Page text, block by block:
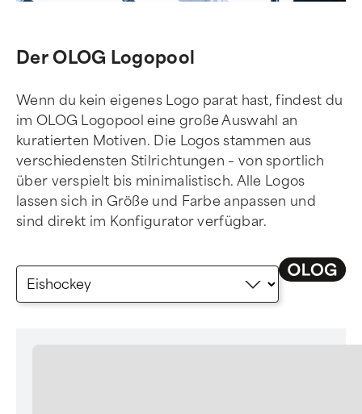
Der OLOG Logopool
Wenn du kein eigenes Logo parat hast, findest du
im OLOG Logopool eine große Auswahl an
kuratierten Motiven. Die Logos stammen aus
verschiedensten Stilrichtungen – von sportlich
über verspielt bis minimalistisch. Alle Logos
lassen sich in Größe und Farbe anpassen und
sind direkt im Konfigurator verfügbar.
logocategory